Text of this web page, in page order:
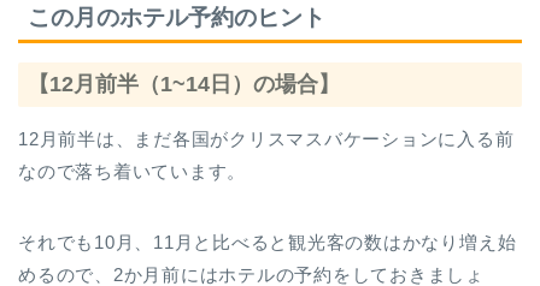
この月のホテル予約のヒント
【12月前半（1~14日）の場合】
12月前半は、まだ各国がクリスマスバケーションに入る前
なので落ち着いています。
それでも10月、11月と比べると観光客の数はかなり増え始
めるので、2か月前にはホテルの予約をしておきましょ